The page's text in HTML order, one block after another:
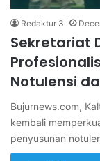
Redaktur 3
Sekretariat
Notulensi
Bujurnews.com,
kembali
penyusunan